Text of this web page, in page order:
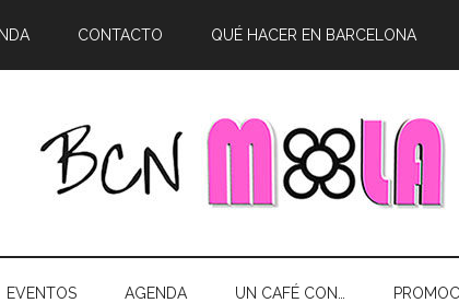
CONTACTO QUÉ HACER EN BARCELONA
EVENTOS AGENDA UN CAFÉ CON…